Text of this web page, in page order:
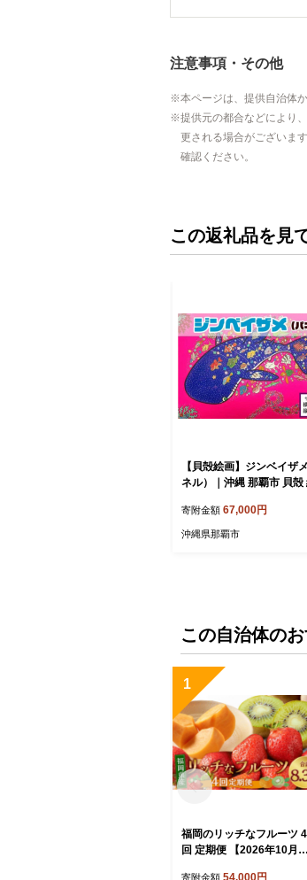
注意事項・その他
本ページは、提供自治体
提供元の都合などにより
更される場合がございま
確認ください。
この返礼品を見
【貝殻絵画】ジンベイザ
ネル）｜沖縄 那覇市 貝殻
日用品 人気
寄附金額 67,000円
沖縄県那覇市
この自治体の
1
福岡のリッチなフルーツ 4
回 定期便 【2026年10月下
寄附金額 54,000円